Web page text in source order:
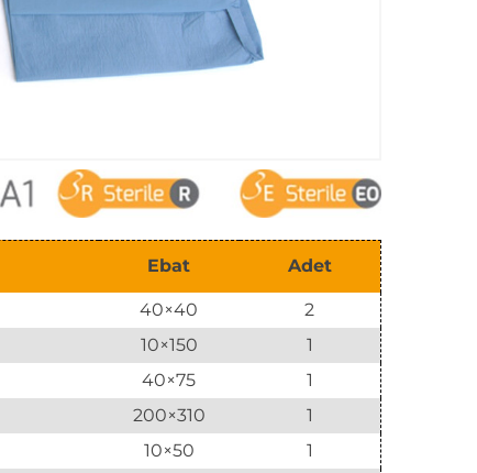
Ebat Adet
40×40
2
10×150
1
40×75
1
200×310
1
10×50
1